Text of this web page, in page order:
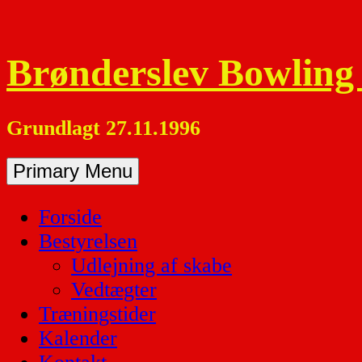
content
Brønderslev
Grundlagt 27.11.1996
Primary Menu
Forside
Bestyrelsen
Udlejning af skabe
Vedtægter
Træningstider
Kalender